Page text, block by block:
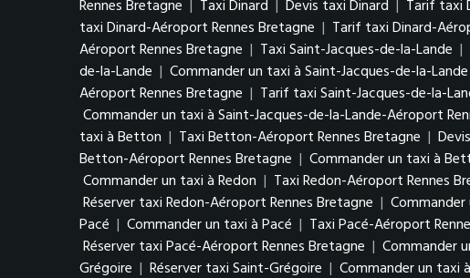
Rennes Bretagne | Taxi Dinard | Devis taxi Dinard | Tarif taxi
taxi Dinard-Aéroport Rennes Bretagne | Tarif taxi Dinard-
Aéroport Rennes Bretagne | Taxi Saint-Jacques-de-la-Lande |
de-la-Lande | Commander un taxi à Saint-Jacques-de-la-Lande
Aéroport Rennes Bretagne | Tarif taxi Saint-Jacques-de-la-
Commander un taxi à Saint-Jacques-de-la-Lande-Aéroport
taxi à Betton | Taxi Betton-Aéroport Rennes Bretagne |
Betton-Aéroport Rennes Bretagne | Commander un taxi à
Commander un taxi à Redon | Taxi Redon-Aéroport Rennes
Réserver taxi Redon-Aéroport Rennes Bretagne |
Pacé | Commander un taxi à Pacé | Taxi Pacé-Aéroport
Réserver taxi Pacé-Aéroport Rennes Bretagne | Commander
Grégoire | Réserver taxi Saint-Grégoire | Commander un taxi